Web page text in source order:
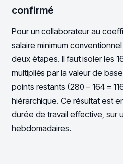
confirmé
Pour un collaborateur au
salaire minimum
deux étapes. Il faut isoler les
multipliés par la valeur de
points restants (280 – 164 =
hiérarchique. Ce résultat est
durée de travail effective, sur
hebdomadaires.